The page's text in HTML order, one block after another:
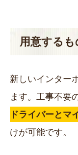
用意するも
新しいインター
ます。工事不要
ドライバーとマ
けが可能です。